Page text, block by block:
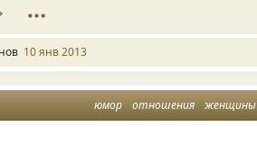
10 янв 2013
юмор отношения женщины